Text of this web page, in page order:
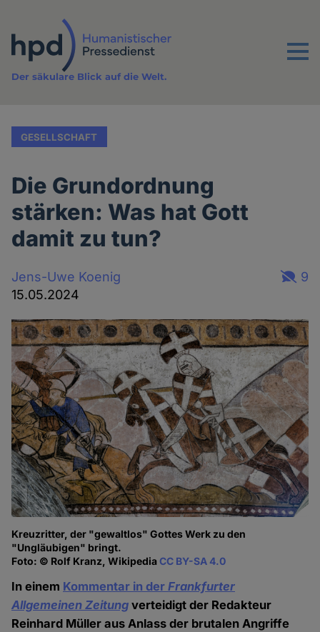
Inhalt
Menu
Der säkulare Blick auf die Welt.
GESELLSCHAFT
Die Grundordnung
stärken: Was hat Gott
damit zu tun?
Jens-Uwe Koenig
15.05.2024
9
Kreuzritter, der "gewaltlos" Gottes Werk zu den
"Ungläubigen" bringt.
Foto: © Rolf Kranz, WikipediaCC BY-SA 4.0
In einem Kommentar in derFrankfurter
Allgemeinen Zeitung verteidigt der Redakteur
Reinhard Müller aus Anlass der brutalen Angriffe